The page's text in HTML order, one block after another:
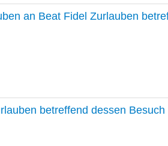
an Beat Fidel Zurlauben
betreffend dessen